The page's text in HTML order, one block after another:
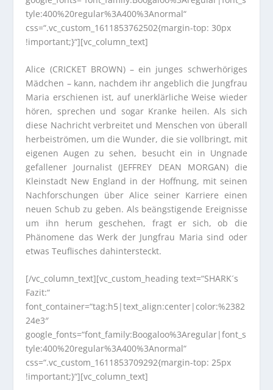
tyle:400%20regular%3A400%3Anormal“
css=“.vc_custom_1611853762502{margin-top: 30px
!important;}“][vc_column_text]
Alice (CRICKET BROWN) – ein junges schwerhöriges
Mädchen – kann, nachdem ihr angeblich die Jungfrau
Maria erschienen ist, auf unerklärliche Weise wieder
hören, sprechen und sogar Kranke heilen. Als sich
diese Nachricht verbreitet und Menschen von überall
herbeiströmen, um die Wunder, die sie vollbringt, mit
eigenen Augen zu sehen, besucht ein in Ungnade
gefallener Journalist (JEFFREY DEAN MORGAN) die
Kleinstadt New England in der Hoffnung, mit seinen
Nachforschungen über Alice seiner Karriere einen
neuen Schub zu geben. Als beängstigende Ereignisse
um ihn herum geschehen, fragt er sich, ob die
Phänomene das Werk der Jungfrau Maria sind oder
etwas Teuflisches dahintersteckt.
[/vc_column_text][vc_custom_heading text=“SHARK´s
Fazit:“
font_container=“tag:h5|text_align:center|color:%2382
24e3″
google_fonts=“font_family:Boogaloo%3Aregular|font_s
tyle:400%20regular%3A400%3Anormal“
css=“.vc_custom_1611853709292{margin-top: 25px
!important;}“][vc_column_text]